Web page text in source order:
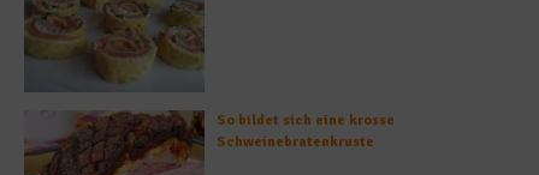
So bildet sich eine krosse
Schweinebratenkruste